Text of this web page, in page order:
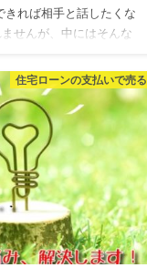
れば相手と話したくな
せんが、中にはそんな
住宅ローンの支払いで売る